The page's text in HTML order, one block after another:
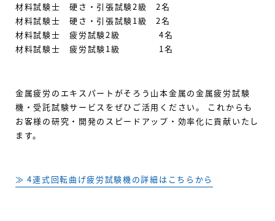
材料試験士 硬さ・引張試験2級 2名
材料試験士 硬さ・引張試験1級 2名
材料試験士 疲労試験2級 4名
材料試験士 疲労試験1級 1名
金属疲労のエキスパートがそろう山本金属の金属疲労試験
機・受託試験サービスをぜひご活用ください。 これからも
お客様の研究・開発のスピードアップ・効率化に貢献いたし
ます。
≫ 4連式回転曲げ疲労試験機の詳細はこちらから